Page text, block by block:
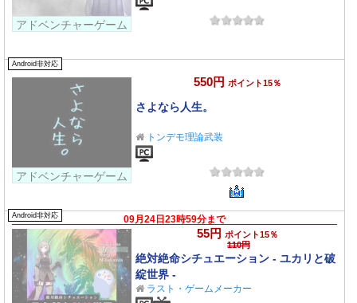
アドベンチャーゲーム
Android非対応
アドベンチャーゲーム
550円 ポイント15％
さよなら人生。
トンデモ理論武装
09月24日23時59分まで
Android非対応
55円 ポイント15％
110円
絶対絶命シチュエーション - ユカリと破
綻世界 -
ラスト・ゲームメーカー